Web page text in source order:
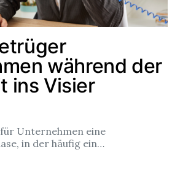
während der
ins Visier
Unternehmen eine
in der häufig ein…